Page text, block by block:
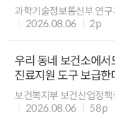
과학기술정보통신부 연
2026.08.06
2p
우리 동네 보건소에서
진료지원 도구 보급한
보건복지부 보건산업정
2026.08.06
58p